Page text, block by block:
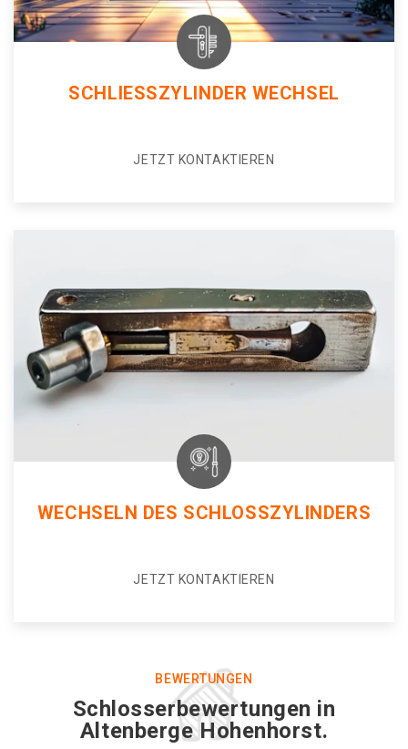
SCHLIESSZYLINDER WECHSEL
JETZT KONTAKTIEREN
WECHSELN DES SCHLOSSZYLINDERS
JETZT KONTAKTIEREN
BEWERTUNGEN
Schlosserbewertungen in
Altenberge Hohenhorst.